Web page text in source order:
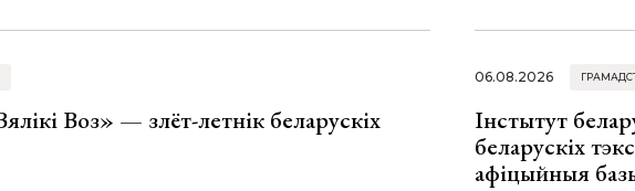
Воз» — злёт-летнік беларускіх
06.08.2026
Інстытут
беларускіх
афіцыйныя